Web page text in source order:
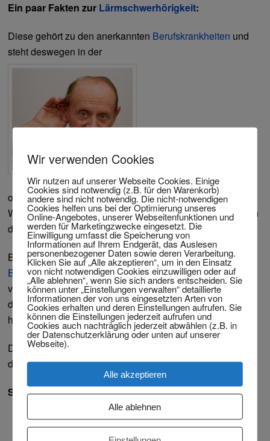
Ein paar Fakten zur Lärmschwerhörigkeit:
Diese gehört zu den anerkannten Berufskrankheiten und
steht deswegen in der
offiziellen Liste, der sog. Berufskrankheitenverordnung.
Wenn Sie sich jetzt denken, Sie bekommen deswegen von
der BG einfach Leistungen, so liegen Sie falsch.
Bei jedem Antrag Rente prüft die BG genau, ob eine
Berufskrankheitim Sinne der gesetzlichen Vorschriften
vorliegt.Gerade wenn Sie bereits in Rente sind oder / und
die lärmende Arbeit lange zurückliegt, sieht die BG genau
hin.
Das Verfahren vor der BG ohne einen Anwalt
durchzustehem, hat wenig Aussicht auf Erfolg.
So läuft das Verfahren vor der BG ab:
Meldung der Berufskrankheit an die BG.
BG übermittelt Fragebögen zu Ihrer Tätigkeit. Die
Wir verwenden Cookies
Wir nutzen auf unserer Webseite Cookies. Einige
Cookies sind notwendig (z.B. für den Warenkorb)
andere sind nicht notwendig. Die nicht-notwendigen
Cookies helfen uns bei der Optimierung unseres
Online-Angebotes, unserer Webseitenfunktionen und
werden für Marketingzwecke eingesetzt. Die
Einwilligung umfasst die Speicherung von
Informationen auf Ihrem Endgerät, das Auslesen
personenbezogener Daten sowie deren Verarbeitung.
Klicken Sie auf „Alle akzeptieren“, um in den Einsatz
von nicht notwendigen Cookies einzuwilligen oder auf
„Alle ablehnen“, wenn Sie sich anders entscheiden. Sie
können unter „Einstellungen verwalten“ detaillierte
Informationen der von uns eingesetzten Arten von
Cookies erhalten und deren Einstellungen aufrufen. Sie
können die Einstellungen jederzeit aufrufen und
Cookies auch nachträglich jederzeit abwählen (z.B. in
der Datenschutzerklärung oder unten auf unserer
Webseite).
Alle akzeptieren
Alle ablehnen